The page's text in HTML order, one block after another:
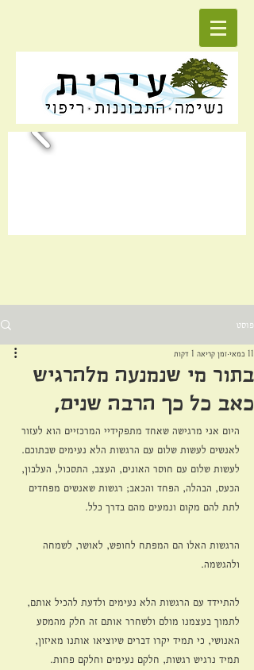
פוסט
בתור מי שנמנעה מלהרגיש
כאב כל כך הרבה שנים,
11 במאי זמן קריאה 1 דקות
היום אני מרגישה שאחד מתפקידיי המרכזיים הוא לעזור
לאנשים לעשות שלום עם הרגשות הלא נעימים שבתוכם.
לעשות שלום עם חוסר האונים, העצב, התסכול, העלבון,
הכעס, הבהלה, הפחד והכאב; רגשות שאנשים מפחדים
לתת להם מקום ונמעים מהם בדרך כלל.
הרגשות האלו הם המפתח לחופש, לאושר, לשמחה
ולהגשמה.
להתיידד עם הרגשות הלא נעימים ולדעת להכיל אותם,
לתמוך בעצמנו מולם ולשחרר אותם זה חלק מהמסע
האנושי, כי תמיד יקרו דברים שיוציאו אותנו מאיזון,
תמיד נרגיש רגשות, חלקם נעימים וחלקם פחות.